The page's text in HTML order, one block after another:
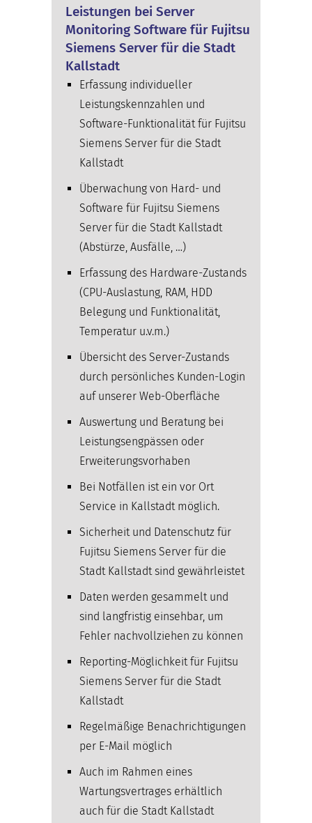
Leistungen bei Server
Monitoring Software für Fujitsu
Siemens Server für die Stadt
Kallstadt
Erfassung individueller
Leistungskennzahlen und
Software-Funktionalität für Fujitsu
Siemens Server für die Stadt
Kallstadt
Überwachung von Hard- und
Software für Fujitsu Siemens
Server für die Stadt Kallstadt
(Abstürze, Ausfälle, …)
Erfassung des Hardware-Zustands
(CPU-Auslastung, RAM, HDD
Belegung und Funktionalität,
Temperatur u.v.m.)
Übersicht des Server-Zustands
durch persönliches Kunden-Login
auf unserer Web-Oberfläche
Auswertung und Beratung bei
Leistungsengpässen oder
Erweiterungsvorhaben
Bei Notfällen ist ein vor Ort
Service in Kallstadt möglich.
Sicherheit und Datenschutz für
Fujitsu Siemens Server für die
Stadt Kallstadt sind gewährleistet
Daten werden gesammelt und
sind langfristig einsehbar, um
Fehler nachvollziehen zu können
Reporting-Möglichkeit für Fujitsu
Siemens Server für die Stadt
Kallstadt
Regelmäßige Benachrichtigungen
per E-Mail möglich
Auch im Rahmen eines
Wartungsvertrages erhältlich
auch für die Stadt Kallstadt